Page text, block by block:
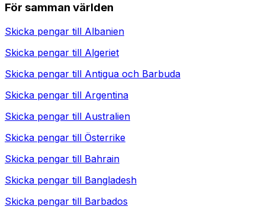
För samman världen
Skicka pengar till Albanien
Skicka pengar till Algeriet
Skicka pengar till Antigua och Barbuda
Skicka pengar till Argentina
Skicka pengar till Australien
Skicka pengar till Österrike
Skicka pengar till Bahrain
Skicka pengar till Bangladesh
Skicka pengar till Barbados